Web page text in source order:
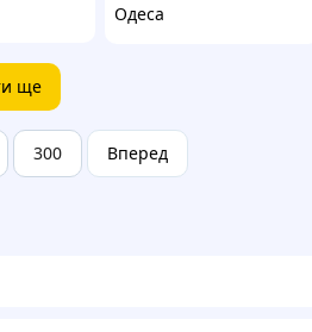
Одеса
ще
300 Вперед